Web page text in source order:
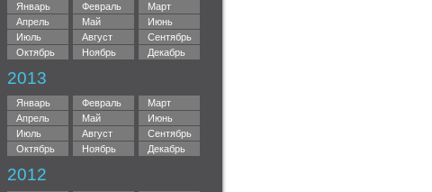
Январь Февраль
Март
Апрель
Май
Июнь
Июль
Август
Сентябрь
Октябрь
Ноябрь Декабрь
2013
Январь Февраль
Март
Апрель
Май
Июнь
Июль
Август
Сентябрь
Октябрь
Ноябрь Декабрь
2012